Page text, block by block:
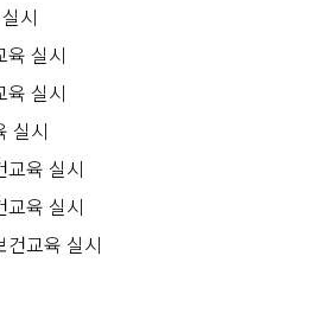
시
육 실시
육 실시
실시
교육 실시
교육 실시
건교육 실시